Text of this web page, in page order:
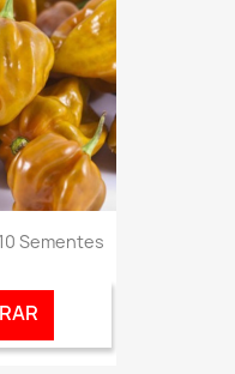
Sementes